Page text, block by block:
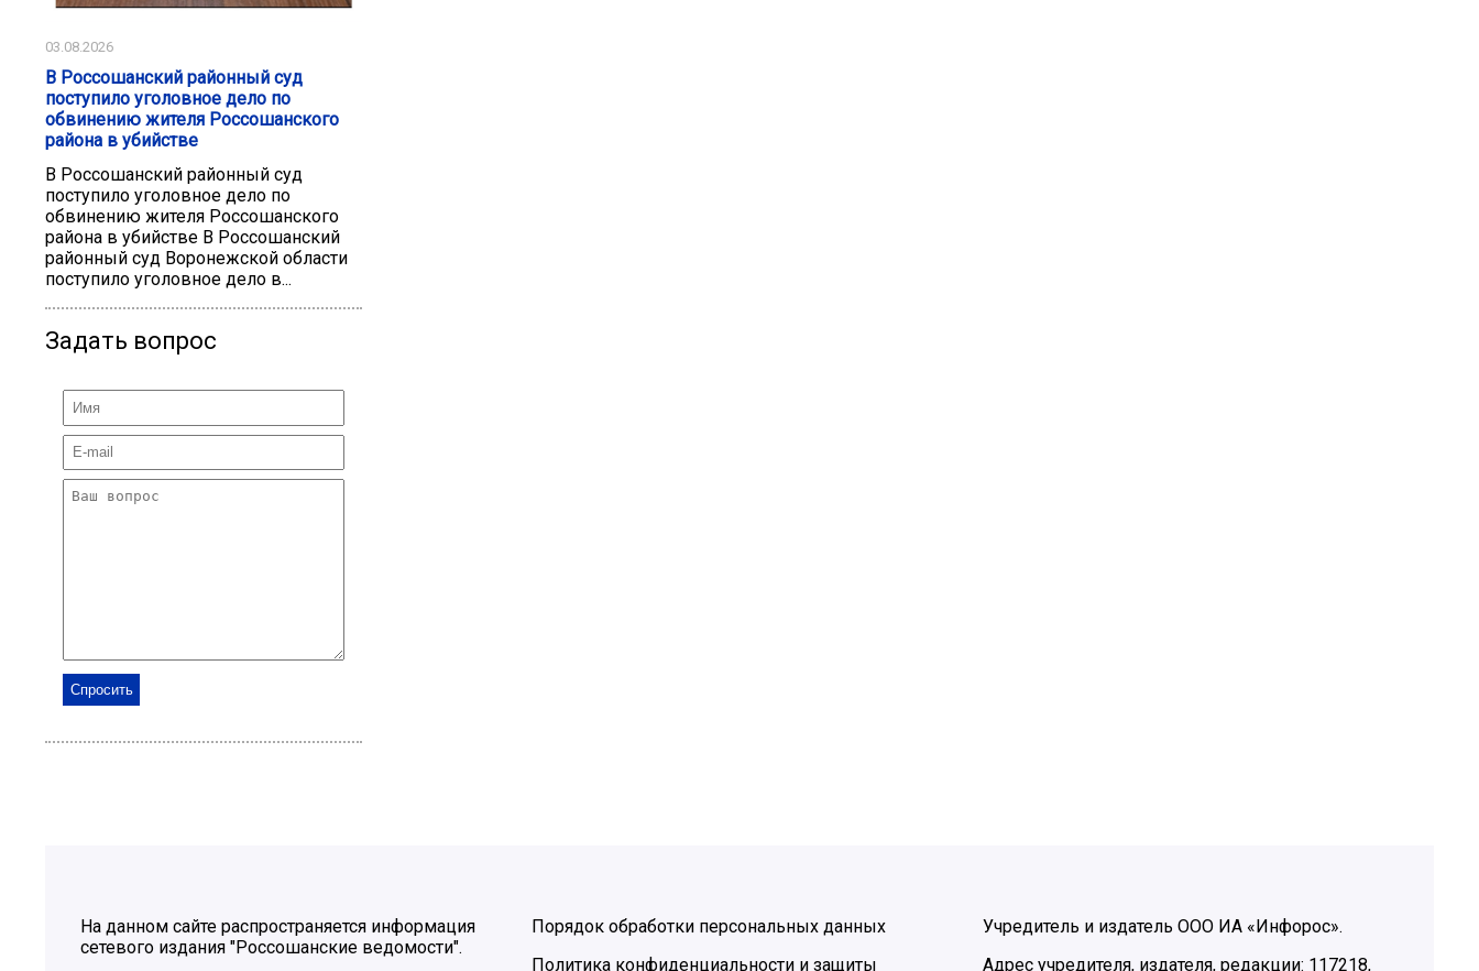
03.08.2026
В Россошанский районный суд
поступило уголовное дело по
обвинению жителя Россошанского
района в убийстве
В Россошанский районный суд
поступило уголовное дело по
обвинению жителя Россошанского
района в убийстве В Россошанский
районный суд Воронежской области
поступило уголовное дело в...
Задать вопрос
На данном сайте распространяется информация
сетевого издания "Россошанские ведомости".
Порядок обработки персональных данных
Политика конфиденциальности и защиты
Учредитель и издатель ООО ИА «Инфорос».
Адрес учредителя, издателя, редакции: 117218,